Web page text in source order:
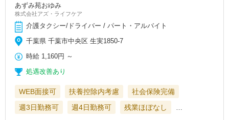
あずみ苑おゆみ
株式会社アズ・ライフケア
介護タクシー/ドライバー / パート・アルバイト
千葉県 千葉市中央区 生実1850-7
時給 1,160円 ～
処遇改善あり
WEB面接可 扶養控除内考慮
社会保険完備
週3日勤務可
週4日勤務可 残業ほぼなし